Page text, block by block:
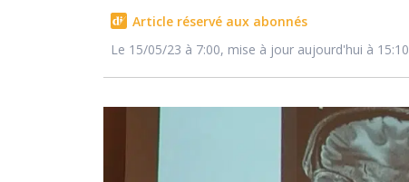
Article réservé aux abonnés
Le 15/05/23 à 7:00, mise à jour aujourd'hui à 15:10